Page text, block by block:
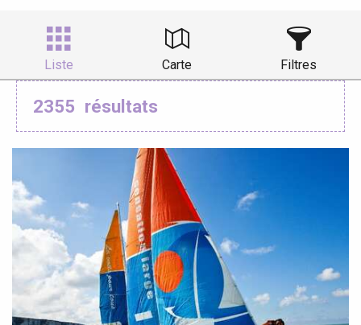
Liste Carte Filtres
2355 résultats